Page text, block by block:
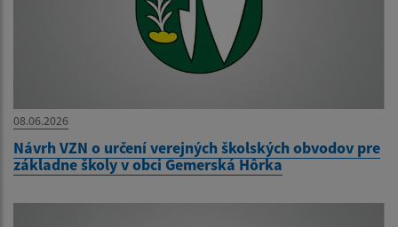
08.06.2026
Návrh VZN o určení verejných školských obvodov pre
základne školy v obci Gemerská Hôrka